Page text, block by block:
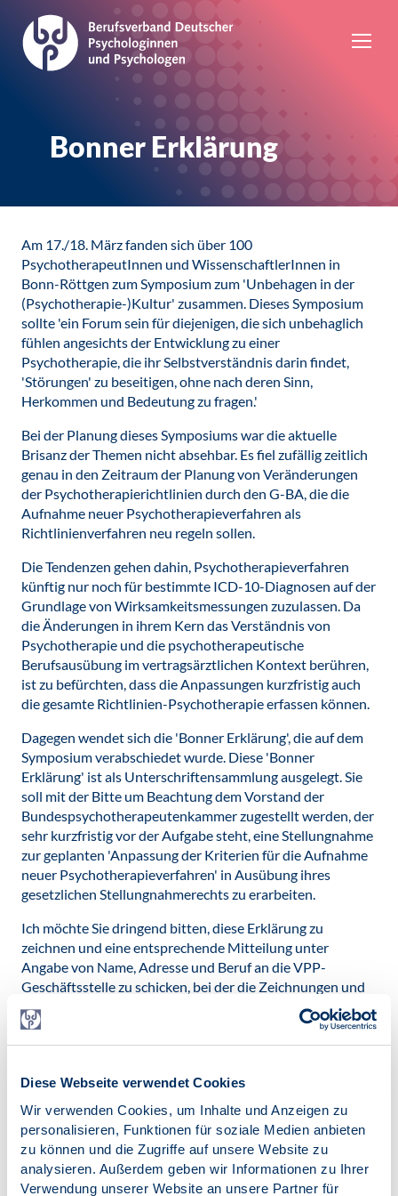
Diese Webseite verwendet Cookies
Wir verwenden Cookies, um Inhalte und Anzeigen zu
personalisieren, Funktionen für soziale Medien anbieten
zu können und die Zugriffe auf unsere Website zu
analysieren. Außerdem geben wir Informationen zu Ihrer
Verwendung unserer Website an unsere Partner für
Bonner Erklärung
Am 17./18. März fanden sich über 100
PsychotherapeutInnen und WissenschaftlerInnen in
Bonn-Röttgen zum Symposium zum 'Unbehagen in der
(Psychotherapie-)Kultur' zusammen. Dieses Symposium
sollte 'ein Forum sein für diejenigen, die sich unbehaglich
fühlen angesichts der Entwicklung zu einer
Psychotherapie, die ihr Selbstverständnis darin findet,
'Störungen' zu beseitigen, ohne nach deren Sinn,
Herkommen und Bedeutung zu fragen.'
Bei der Planung dieses Symposiums war die aktuelle
Brisanz der Themen nicht absehbar. Es fiel zufällig zeitlich
genau in den Zeitraum der Planung von Veränderungen
der Psychotherapierichtlinien durch den G-BA, die die
Aufnahme neuer Psychotherapieverfahren als
Richtlinienverfahren neu regeln sollen.
Die Tendenzen gehen dahin, Psychotherapieverfahren
künftig nur noch für bestimmte ICD-10-Diagnosen auf der
Grundlage von Wirksamkeitsmessungen zuzulassen. Da
die Änderungen in ihrem Kern das Verständnis von
Psychotherapie und die psychotherapeutische
Berufsausübung im vertragsärztlichen Kontext berühren,
ist zu befürchten, dass die Anpassungen kurzfristig auch
die gesamte Richtlinien-Psychotherapie erfassen können.
Dagegen wendet sich die 'Bonner Erklärung', die auf dem
Symposium verabschiedet wurde. Diese 'Bonner
Erklärung' ist als Unterschriftensammlung ausgelegt. Sie
soll mit der Bitte um Beachtung dem Vorstand der
Bundespsychotherapeutenkammer zugestellt werden, der
sehr kurzfristig vor der Aufgabe steht, eine Stellungnahme
zur geplanten 'Anpassung der Kriterien für die Aufnahme
neuer Psychotherapieverfahren' in Ausübung ihres
gesetzlichen Stellungnahmerechts zu erarbeiten.
Ich möchte Sie dringend bitten, diese Erklärung zu
zeichnen und eine entsprechende Mitteilung unter
Angabe von Name, Adresse und Beruf an die VPP-
Geschäftsstelle zu schicken, bei der die Zeichnungen und
Unterschriften zusammenlaufen. Das sollte bis zum 23.3.
geschehen sein, damit sie dem Vorstand der
Bundespsychotherapeutenkammer beim Arbeitstreffen
können.
Für KollegInnen, die diese Frist nicht einhalten können, ist
auch eine spätere Zeichnung noch sinnvoll, um den breiten
Widerstand der Kollegenschaft gegen diese Absichten des
G-BA zu dokumentieren. Bitte werben Sie auch im Kreis